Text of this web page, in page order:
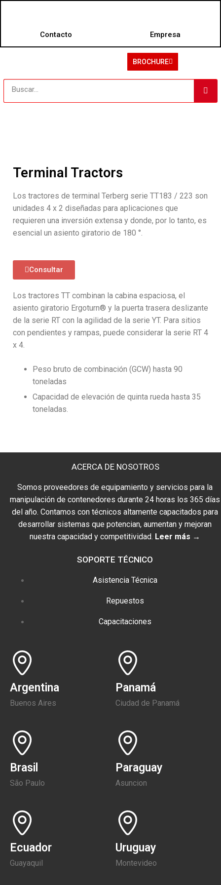
Contacto Empresa
BROCHURE
Terminal Tractors
Los tractores de terminal Terberg serie TT183 / 223 son
unidades 4 x 2 diseñadas para aplicaciones que
requieren una inversión extensa y donde, por lo tanto, es
esencial un asiento giratorio de 180 °.
Consultar
Los tractores TT combinan la cabina espaciosa, el
asiento giratorio Ergoturn® y la puerta trasera deslizante
de la serie RT con la agilidad de la serie YT. Para sitios
con pendientes y rampas, puede considerar la serie RT 4
x 4.
Peso bruto de combinación (GCW) hasta 90
toneladas
Capacidad de elevación de quinta rueda hasta 35
toneladas.
ACERCA DE NOSOTROS
Somos proveedores de equipamiento y servicios para la
manipulación de contenedores durante 24 horas los 365 días
del año. Contamos con técnicos altamente capacitados para
desarrollar sistemas que potencian, aumentan y mejoran
nuestra capacidad y competitividad. Leer más →
SOPORTE TÉCNICO
Asistencia Técnica
Repuestos
Capacitaciones
Argentina
Buenos Aires
Panamá
Ciudad de Panamá
Brasil
São Paulo
Paraguay
Asuncion
Ecuador
Guayaquil
Uruguay
Montevideo